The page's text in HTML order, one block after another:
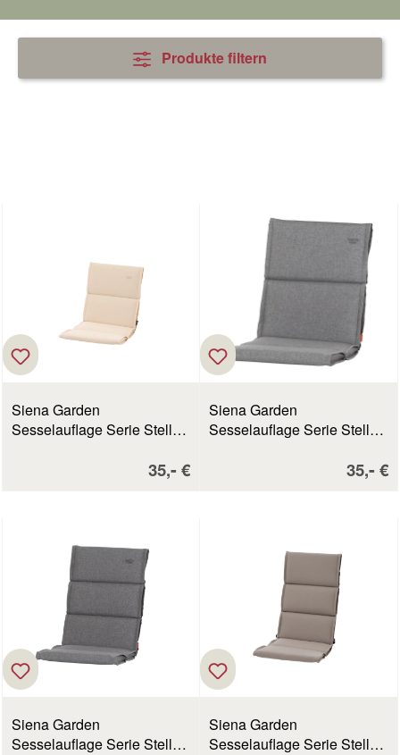
Produkte filtern
Siena Garden
Sesselauflage Serie Stella
Verkaufspreis:
35,- €
Siena Garden
Sesselauflage Serie Stella
35,- €
Siena Garden
Sesselauflage Serie Stella
Siena Garden
Sesselauflage Serie Stella